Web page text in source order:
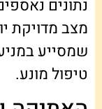
נתונים
מצב מדויקת
שמסייע
טיפול מונע.